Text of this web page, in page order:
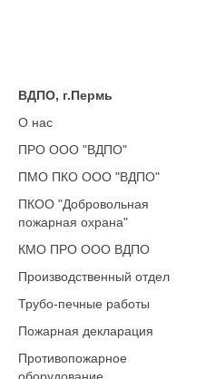
ВДПО, г.Пермь
О нас
ПРО ООО "ВДПО"
ПМО ПКО ООО "ВДПО"
ПКОО "Добровольная
пожарная охрана"
КМО ПРО ООО ВДПО
Производственный отдел
Трубо-печные работы
Пожарная декларация
Противопожарное